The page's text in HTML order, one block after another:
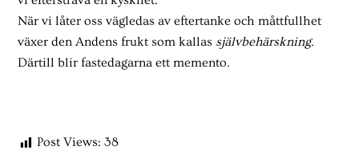
När vi låter oss vägledas av eftertanke och måttfullhet
växer den Andens frukt som kallas självbehärskning.
Därtill blir fastedagarna ett memento.
Post Views: 38